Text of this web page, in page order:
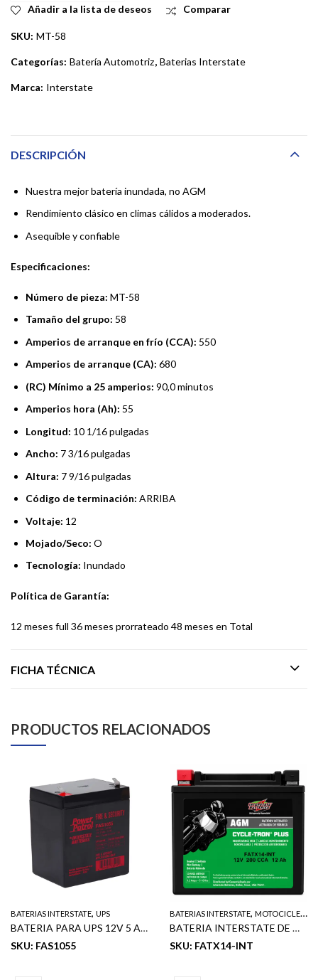
Añadir a la lista de deseos Comparar
SKU: MT-58
Categorías: Batería Automotriz, Baterias Interstate
Marca: Interstate
DESCRIPCIÓN
Nuestra mejor batería inundada, no AGM
Rendimiento clásico en climas cálidos a moderados.
Asequible y confiable
Especificaciones:
Número de pieza: MT-58
Tamaño del grupo: 58
Amperios de arranque en frío (CCA): 550
Amperios de arranque (CA): 680
(RC) Mínimo a 25 amperios: 90,0 minutos
Amperios hora (Ah): 55
Longitud: 10 1/16 pulgadas
Ancho: 7 3/16 pulgadas
Altura: 7 9/16 pulgadas
Código de terminación: ARRIBA
Voltaje: 12
Mojado/Seco: O
Tecnología: Inundado
Política de Garantía:
12 meses full 36 meses prorrateado 48 meses en Total
FICHA TÉCNICA
PRODUCTOS RELACIONADOS
BATERIAS INTERSTATE, UPS
BATERIA PARA UPS 12V 5 AH VRLA =SLA1055
SKU: FAS1055
BATERIAS INTERSTATE, MOTOCICLETA
BATERIA INTERSTATE DE MOTOCICLETA NET 12 V 12 AH 200 CCA
SKU: FATX14-INT